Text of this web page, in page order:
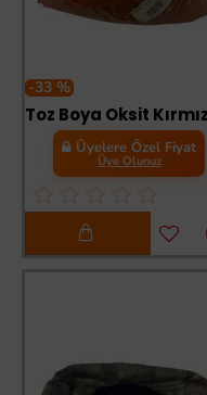
-33 %
Üyelere Özel Fiyat
Üye Olunuz